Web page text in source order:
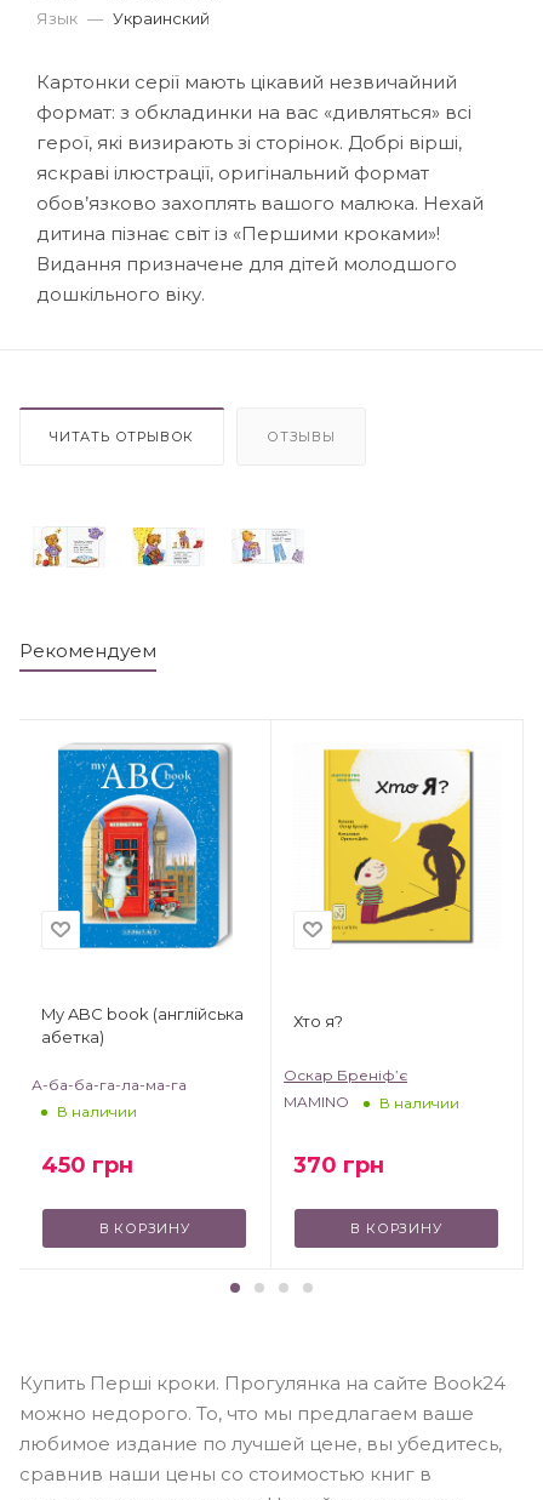
Язык — Украинский
Картонки серії мають цікавий незвичайний
формат: з обкладинки на вас «дивляться» всі
герої, які визирають зі сторінок. Добрі вірші,
яскраві ілюстрації, оригінальний формат
обов’язково захоплять вашого малюка. Нехай
дитина пізнає світ із «Першими кроками»!
Видання призначене для дітей молодшого
дошкільного віку.
ЧИТАТЬ ОТРЫВОК ОТЗЫВЫ
Рекомендуем
My ABC book (англійська
абетка)
А-ба-ба-га-ла-ма-га
В наличии
450 грн
В КОРЗИНУ
Хто я?
Оскар Бреніф’є
MAMINO
В наличии
370 грн
В КОРЗИНУ
Купить Перші кроки. Прогулянка на сайте Book24
можно недорого. То, что мы предлагаем ваше
любимое издание по лучшей цене, вы убедитесь,
сравнив наши цены со стоимостью книг в